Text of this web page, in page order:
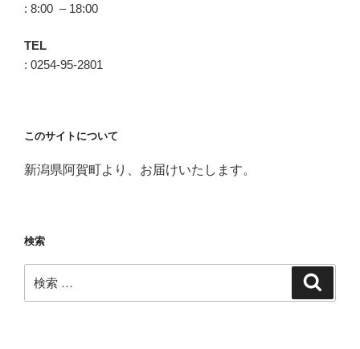
: 8:00 – 18:00
TEL
: 0254-95-2801
このサイトについて
新潟県阿賀町より、お届けいたします。
検索
索: